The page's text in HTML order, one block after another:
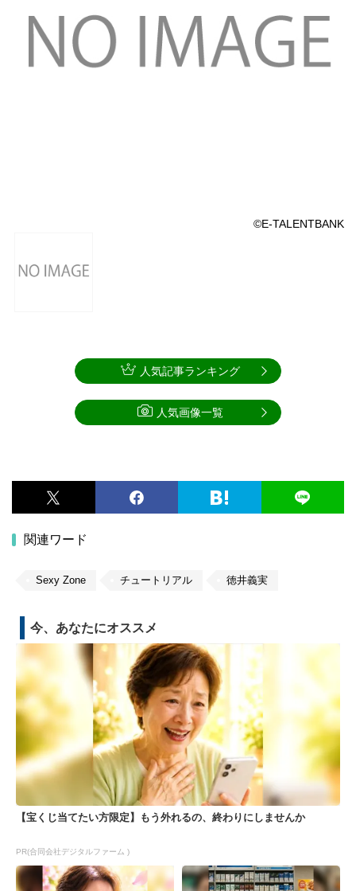
©E-TALENTBANK
関連ワード
Sexy Zone チュートリアル 徳井義実
人気記事ランキング
人気画像一覧
今、あなたにオススメ
【宝くじ当てたい方限定】もう外れるの、終わりにしませんか
PR(合同会社デジタルファーム )